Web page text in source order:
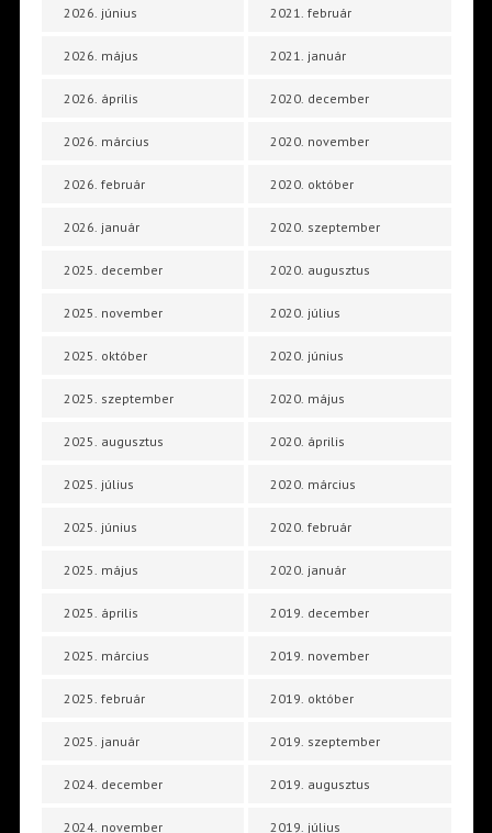
2026. június
2026. május
2026. április
2026. március
2026. február
2026. január
2025. december
2025. november
2025. október
2025. szeptember
2025. augusztus
2025. július
2025. június
2025. május
2025. április
2025. március
2025. február
2025. január
2024. december
2024. november
2021. február
2021. január
2020. december
2020. november
2020. október
2020. szeptember
2020. augusztus
2020. július
2020. június
2020. május
2020. április
2020. március
2020. február
2020. január
2019. december
2019. november
2019. október
2019. szeptember
2019. augusztus
2019. július